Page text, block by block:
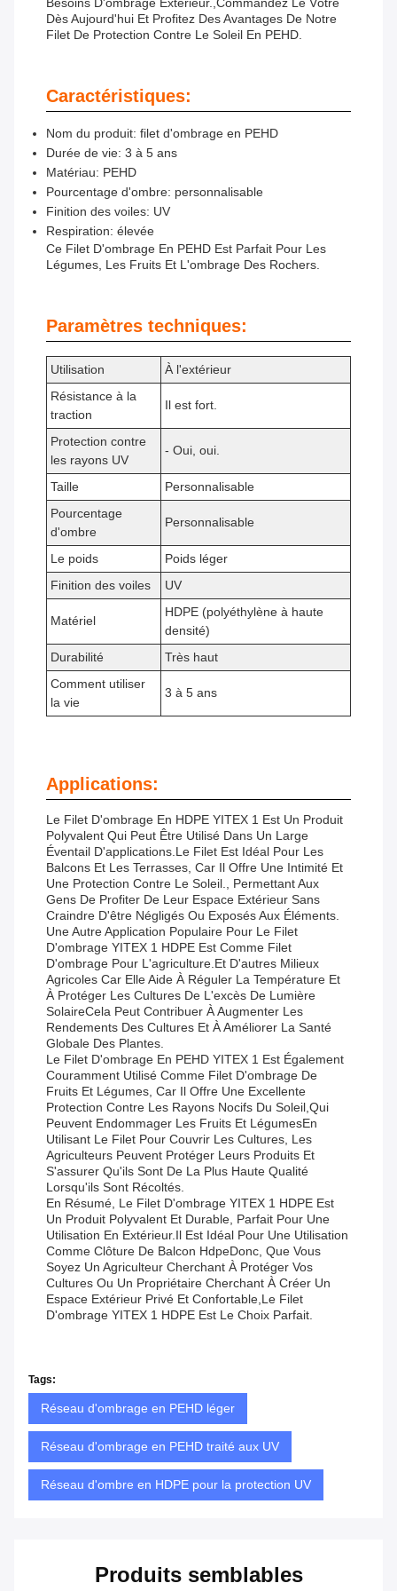
Besoins D'ombrage Extérieur.,Commandez Le Vôtre
Dès Aujourd'hui Et Profitez Des Avantages De Notre
Filet De Protection Contre Le Soleil En PEHD.
Caractéristiques:
Nom du produit: filet d'ombrage en PEHD
Durée de vie: 3 à 5 ans
Matériau: PEHD
Pourcentage d'ombre: personnalisable
Finition des voiles: UV
Respiration: élevée
Ce Filet D'ombrage En PEHD Est Parfait Pour Les
Légumes, Les Fruits Et L'ombrage Des Rochers.
Paramètres techniques:
Utilisation
À l'extérieur
Résistance à la
traction
Il est fort.
Protection contre
les rayons UV
- Oui, oui.
Taille
Personnalisable
Pourcentage
d'ombre
Personnalisable
Le poids
Poids léger
Finition des voiles
UV
Matériel
HDPE (polyéthylène à haute
densité)
Durabilité
Très haut
Comment utiliser
la vie
3 à 5 ans
Applications:
Le Filet D'ombrage En HDPE YITEX 1 Est Un Produit
Polyvalent Qui Peut Être Utilisé Dans Un Large
Éventail D'applications.Le Filet Est Idéal Pour Les
Balcons Et Les Terrasses, Car Il Offre Une Intimité Et
Une Protection Contre Le Soleil., Permettant Aux
Gens De Profiter De Leur Espace Extérieur Sans
Craindre D'être Négligés Ou Exposés Aux Éléments.
Une Autre Application Populaire Pour Le Filet
D'ombrage YITEX 1 HDPE Est Comme Filet
D'ombrage Pour L'agriculture.et D'autres Milieux
Agricoles Car Elle Aide À Réguler La Température Et
À Protéger Les Cultures De L'excès De Lumière
SolaireCela Peut Contribuer À Augmenter Les
Rendements Des Cultures Et À Améliorer La Santé
Globale Des Plantes.
Le Filet D'ombrage En PEHD YITEX 1 Est Également
Couramment Utilisé Comme Filet D'ombrage De
Fruits Et Légumes, Car Il Offre Une Excellente
Protection Contre Les Rayons Nocifs Du Soleil,qui
Peuvent Endommager Les Fruits Et LégumesEn
Utilisant Le Filet Pour Couvrir Les Cultures, Les
Agriculteurs Peuvent Protéger Leurs Produits Et
S'assurer Qu'ils Sont De La Plus Haute Qualité
Lorsqu'ils Sont Récoltés.
En Résumé, Le Filet D'ombrage YITEX 1 HDPE Est
Un Produit Polyvalent Et Durable, Parfait Pour Une
Utilisation En Extérieur.il Est Idéal Pour Une Utilisation
Comme Clôture De Balcon HdpeDonc, Que Vous
Soyez Un Agriculteur Cherchant À Protéger Vos
Cultures Ou Un Propriétaire Cherchant À Créer Un
Espace Extérieur Privé Et Confortable,le Filet
D'ombrage YITEX 1 HDPE Est Le Choix Parfait.
Tags:
Réseau d'ombrage en PEHD léger
Réseau d'ombrage en PEHD traité aux UV
Réseau d'ombre en HDPE pour la protection UV
Produits semblables